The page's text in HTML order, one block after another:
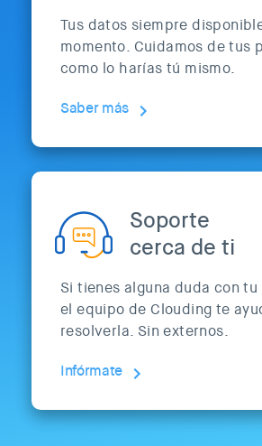
Tus datos siempre
momento. Cuidamos de tus
como lo harías tú mismo.
Saber más
Soporte
cerca de ti
Si tienes alguna duda con tu
el equipo de Clouding te
resolverla. Sin externos.
Infórmate